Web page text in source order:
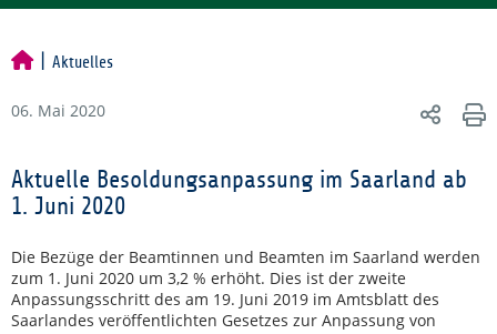
Aktuelles
06. Mai 2020
Aktuelle Besoldungsanpassung im Saarland ab
1. Juni 2020
Die Bezüge der Beamtinnen und Beamten im Saarland werden
zum 1. Juni 2020 um 3,2 % erhöht. Dies ist der zweite
Anpassungsschritt des am 19. Juni 2019 im Amtsblatt des
Saarlandes veröffentlichten Gesetzes zur Anpassung von